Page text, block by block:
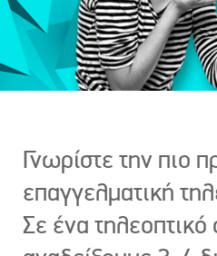
Γνωρίστε την πιο
επαγγελματική
Σε ένα τηλεοπτικό